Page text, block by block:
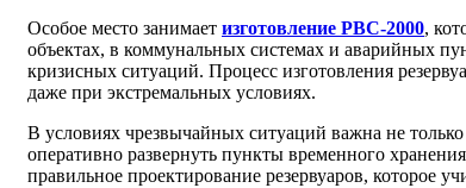
Особое место занимает изготовление РВС-2000,
объектах, в коммунальных системах и аварийных
кризисных ситуаций. Процесс изготовления
даже при экстремальных условиях.
В условиях чрезвычайных ситуаций важна не
оперативно развернуть пункты временного
правильное проектирование резервуаров, которое